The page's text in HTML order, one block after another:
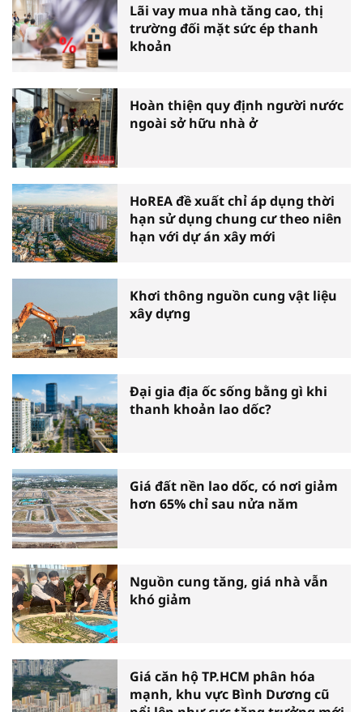
Lãi vay mua nhà tăng cao, thị
trường đối mặt sức ép thanh
khoản
Hoàn thiện quy định người nước
ngoài sở hữu nhà ở
HoREA đề xuất chỉ áp dụng thời
hạn sử dụng chung cư theo niên
hạn với dự án xây mới
Khơi thông nguồn cung vật liệu
xây dựng
Đại gia địa ốc sống bằng gì khi
thanh khoản lao dốc?
Giá đất nền lao dốc, có nơi giảm
hơn 65% chỉ sau nửa năm
Nguồn cung tăng, giá nhà vẫn
khó giảm
Giá căn hộ TP.HCM phân hóa
mạnh, khu vực Bình Dương cũ